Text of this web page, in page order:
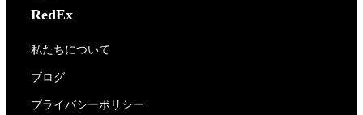
RedEx
私たちについて
ブログ
プライバシーポリシー